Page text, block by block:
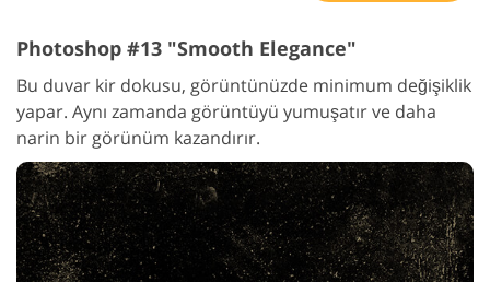
Photoshop #13 "Smooth Elegance"
Bu duvar kir dokusu, görüntünüzde minimum değişiklik
yapar. Aynı zamanda görüntüyü yumuşatır ve daha
narin bir görünüm kazandırır.